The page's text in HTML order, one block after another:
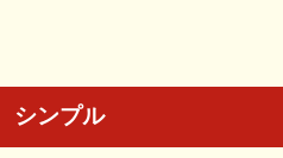
シンプル